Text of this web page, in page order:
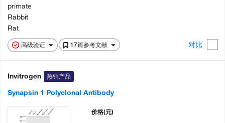
高级验证 17篇参考文献 对比
primate
Rabbit
Rat
Invitrogen 热销产品
Synapsin 1 Polyclonal Antibody
价格(元)